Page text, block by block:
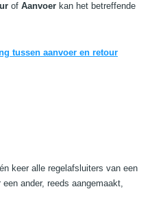
of Aanvoerkan het betreffende
tussenaanvoer en retour
keer alle regelafsluiters van een
ander, reeds aangemaakt,